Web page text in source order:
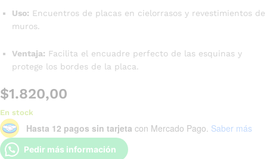
Uso: Encuentros de placas en cielorrasos y revestimientos de
muros.
Ventaja: Facilita el encuadre perfecto de las esquinas y
protege los bordes de la placa.
$1.820,00
En stock
Hasta 12 pagos sin tarjeta con Mercado Pago. Saber más
Pedir más información